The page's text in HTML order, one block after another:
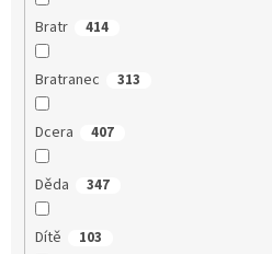
Bratr 414
Bratranec 313
Dcera 407
Děda 347
Dítě 103